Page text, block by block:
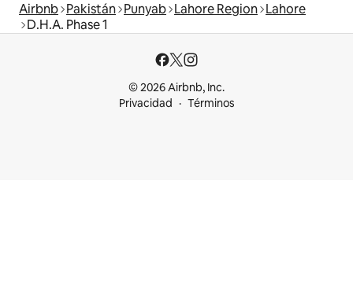
Airbnb Pakistán Punyab Lahore Region Lahore
D.H.A. Phase 1
© 2026 Airbnb, Inc.
Privacidad
Términos